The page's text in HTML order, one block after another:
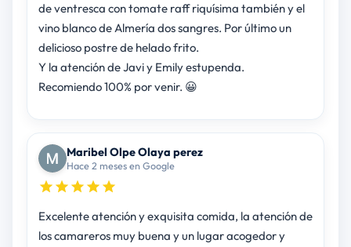
de ventresca con tomate raff riquísima también y el
vino blanco de Almería dos sangres. Por último un
delicioso postre de helado frito.
Y la atención de Javi y Emily estupenda.
Recomiendo 100% por venir. 😀
Maribel Olpe Olaya perez
Hace 2 meses en Google
Excelente atención y exquisita comida, la atención de
los camareros muy buena y un lugar acogedor y